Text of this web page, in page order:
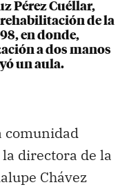
Pérez Cuéllar,
rehabilitación de la
en donde,
a dos manos
un aula.
comunidad
directora de la
Chávez